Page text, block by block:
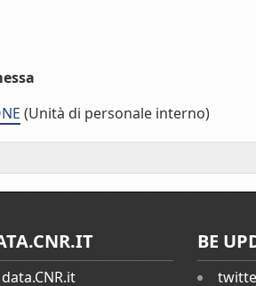
(Unità di personale interno)
data.CNR.it
BE